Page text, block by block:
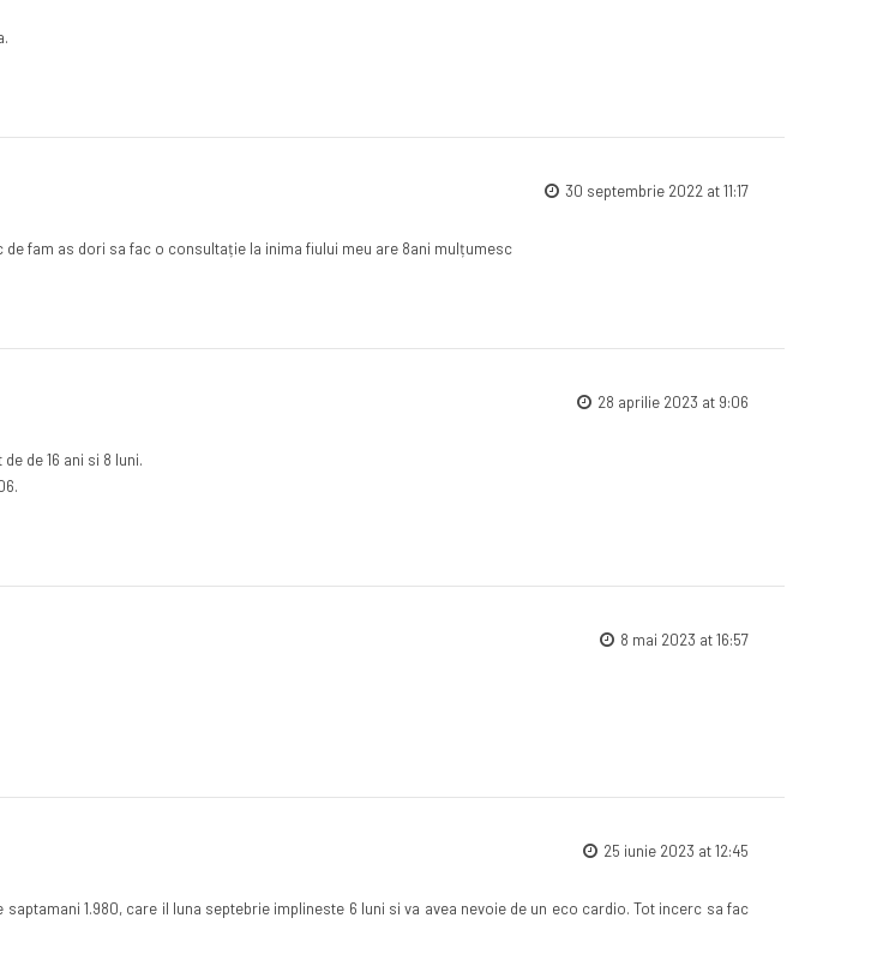
30 septembrie 2022 at 11:17
fam as dori sa fac o consultație la inima fiului meu are 8ani mulțumesc
28 aprilie 2023 at 9:06
de 16 ani si 8 luni.
8 mai 2023 at 16:57
25 iunie 2023 at 12:45
1.980, care il luna septebrie implineste 6 luni si va avea nevoie de un eco cardio. Tot incerc sa fac